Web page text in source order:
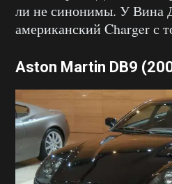
ли не синонимы. У Вина
американский Charger с
Aston Martin DB9